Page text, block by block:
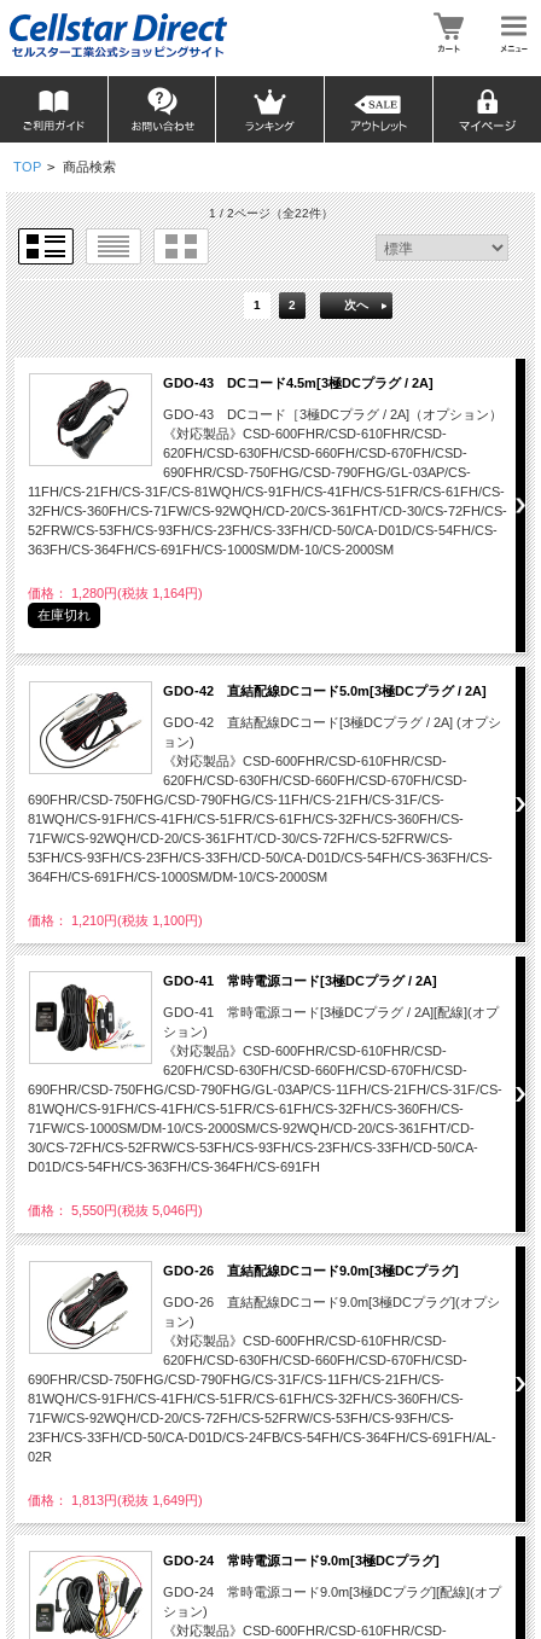
TOP > 商品検索
1 / 2ページ（全22件）
1 2 次へ
GDO-43 DCコード4.5m[3極DCプラグ / 2A]
GDO-43 DCコード［3極DCプラグ / 2A]（オプション）
《対応製品》CSD-600FHR/CSD-610FHR/CSD-
620FH/CSD-630FH/CSD-660FH/CSD-670FH/CSD-
690FHR/CSD-750FHG/CSD-790FHG/GL-03AP/CS-
11FH/CS-21FH/CS-31F/CS-81WQH/CS-91FH/CS-41FH/CS-51FR/CS-61FH/CS-
32FH/CS-360FH/CS-71FW/CS-92WQH/CD-20/CS-361FHT/CD-30/CS-72FH/CS-
52FRW/CS-53FH/CS-93FH/CS-23FH/CS-33FH/CD-50/CA-D01D/CS-54FH/CS-
363FH/CS-364FH/CS-691FH/CS-1000SM/DM-10/CS-2000SM
価格： 1,280円(税抜 1,164円)
在庫切れ
GDO-42 直結配線DCコード5.0m[3極DCプラグ / 2A]
GDO-42 直結配線DCコード[3極DCプラグ / 2A] (オプシ
ョン)
《対応製品》CSD-600FHR/CSD-610FHR/CSD-
620FH/CSD-630FH/CSD-660FH/CSD-670FH/CSD-
690FHR/CSD-750FHG/CSD-790FHG/CS-11FH/CS-21FH/CS-31F/CS-
81WQH/CS-91FH/CS-41FH/CS-51FR/CS-61FH/CS-32FH/CS-360FH/CS-
71FW/CS-92WQH/CD-20/CS-361FHT/CD-30/CS-72FH/CS-52FRW/CS-
53FH/CS-93FH/CS-23FH/CS-33FH/CD-50/CA-D01D/CS-54FH/CS-363FH/CS-
364FH/CS-691FH/CS-1000SM/DM-10/CS-2000SM
価格： 1,210円(税抜 1,100円)
GDO-41 常時電源コード[3極DCプラグ / 2A]
GDO-41 常時電源コード[3極DCプラグ / 2A][配線](オプ
ション)
《対応製品》CSD-600FHR/CSD-610FHR/CSD-
620FH/CSD-630FH/CSD-660FH/CSD-670FH/CSD-
690FHR/CSD-750FHG/CSD-790FHG/GL-03AP/CS-11FH/CS-21FH/CS-31F/CS-
81WQH/CS-91FH/CS-41FH/CS-51FR/CS-61FH/CS-32FH/CS-360FH/CS-
71FW/CS-1000SM/DM-10/CS-2000SM/CS-92WQH/CD-20/CS-361FHT/CD-
30/CS-72FH/CS-52FRW/CS-53FH/CS-93FH/CS-23FH/CS-33FH/CD-50/CA-
D01D/CS-54FH/CS-363FH/CS-364FH/CS-691FH
価格： 5,550円(税抜 5,046円)
GDO-26 直結配線DCコード9.0m[3極DCプラグ]
GDO-26 直結配線DCコード9.0m[3極DCプラグ](オプシ
ョン)
《対応製品》CSD-600FHR/CSD-610FHR/CSD-
620FH/CSD-630FH/CSD-660FH/CSD-670FH/CSD-
690FHR/CSD-750FHG/CSD-790FHG/CS-31F/CS-11FH/CS-21FH/CS-
81WQH/CS-91FH/CS-41FH/CS-51FR/CS-61FH/CS-32FH/CS-360FH/CS-
71FW/CS-92WQH/CD-20/CS-72FH/CS-52FRW/CS-53FH/CS-93FH/CS-
23FH/CS-33FH/CD-50/CA-D01D/CS-24FB/CS-54FH/CS-364FH/CS-691FH/AL-
02R
価格： 1,813円(税抜 1,649円)
GDO-24 常時電源コード9.0m[3極DCプラグ]
GDO-24 常時電源コード9.0m[3極DCプラグ][配線](オプ
ション)
《対応製品》CSD-600FHR/CSD-610FHR/CSD-